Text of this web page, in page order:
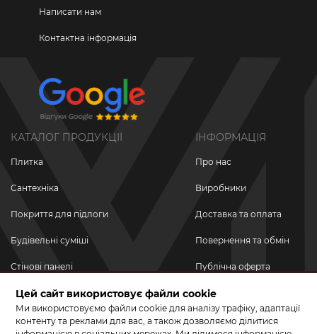
Написати нам
Контактна інформація
КАТАЛОГ ПРОДУКЦІЇ
Плитка
Сантехніка
Покриття для підлоги
Будівельні суміші
Стінові панелі
Новинки
Акційні товари
ІНФОРМАЦІЯ
Про нас
Виробники
Доставка та оплата
Повернення та обмін
Публічна оферта
Політика
конфіденційності
Цей сайт використовує файли cookie
Ми використовуємо файли cookie для аналізу трафіку, адаптації
контенту та реклами для вас, а також дозволяємо ділитися